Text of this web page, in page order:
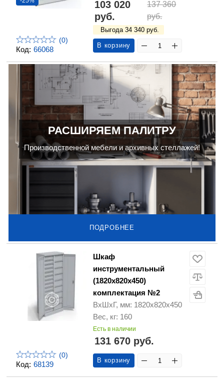
Код: 66068
(0)
103 020
руб.
137 360
руб.
Выгода 34 340 руб.
В корзину
РАСШИРЯЕМ ПАЛИТРУ
Производственной мебели и архивных стеллажей!
ПОДРОБНЕЕ
Код: 68139
(0)
Шкаф
инструментальный
(1820х820х450)
комплектация №2
ВхШхГ, мм: 1820х820х450
Вес, кг: 160
Есть в наличии
131 670 руб.
В корзину